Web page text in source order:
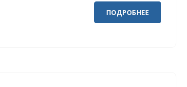
ПОДРОБНЕЕ